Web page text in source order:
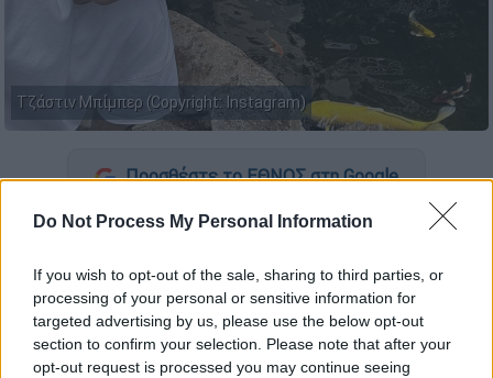
Do Not Process My Personal Information
If you wish to opt-out of the sale, sharing to third parties, or
processing of your personal or sensitive information for
targeted advertising by us, please use the below opt-out
section to confirm your selection. Please note that after your
opt-out request is processed you may continue seeing
Τζάστιν Μπίμπερ (Copyright: Instagram)
Προσθέστε το ΕΘΝΟΣ στη Google
ΟJustin Bieber δεν μπορούσε ν'
ανοιγοκλείσει τα μάτια του ή να χαμογελάσει
από τη μία πλευρά του προσώπου του
πέρυσι, αφού μία ιογενή λοίμωξητου
περέλυσε μερικώς το πρόσωπο.